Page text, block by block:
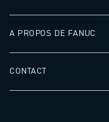
A PROPOS DE FANUC
CONTACT